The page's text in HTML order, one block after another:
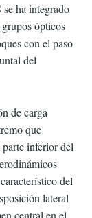
ha integrado
ópticos
con el paso
del
de carga
que
inferior del
del
lateral
central en el